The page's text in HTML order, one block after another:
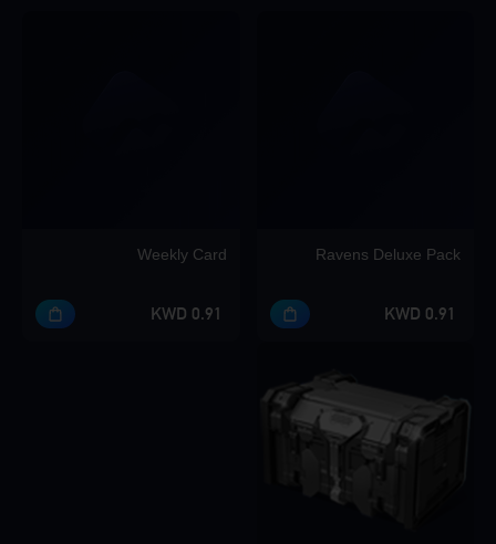
Ravens Deluxe Pack
0.91 KWD
Weekly Card
0.91 KWD